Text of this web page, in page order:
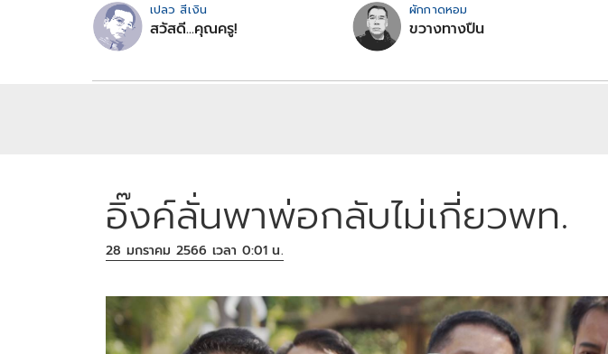
เปลว สีเงิน
สวัสดี...คุณครู!
ผักกาดหอม
ขวางทางปืน
อิ๊งค์ลั่นพาพ่อกลับไม่เกี่ยวพท.
28 มกราคม 2566 เวลา 0:01 น.